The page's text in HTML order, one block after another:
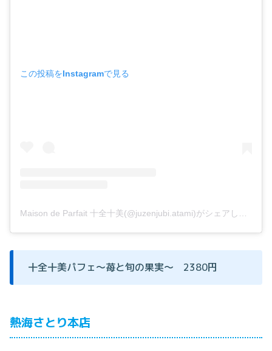
この投稿をInstagramで見る
Maison de Parfait 十全十美(@juzenjubi.atami)がシェアした投稿
十全十美パフェ～苺と旬の果実～ 2380円
熱海さとり本店